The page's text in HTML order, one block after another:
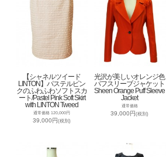
【シャネルツイード
LINTON】パステルピン
クのふわふわソフトスカ
ート/Pastel Pink Soft Skirt
with LINTON Tweed
通常価格 120,000円
39,000円(税別)
光沢が美しいオレンジ色
パフスリーブジャケット
Sheen Orange Puff Sleeve
Jacket
通常価格
39,000円(税別)